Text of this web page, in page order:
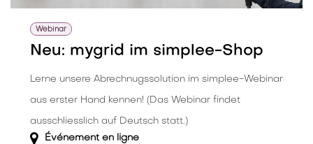
Webinar
Neu: mygrid im simplee-Shop
Lerne unsere Abrechnugssolution im simplee-Webinar
aus erster Hand kennen! (Das Webinar findet
ausschliesslich auf Deutsch statt.)
Événement en ligne